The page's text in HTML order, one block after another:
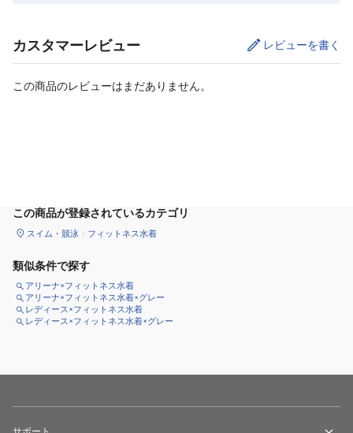
カスタマーレビュー レビューを書く
この商品のレビューはまだありません。
この商品が登録されているカテゴリ
スイム・競泳 フィットネス水着
類似条件で探す
アリーナ×フィットネス水着
アリーナ×フィットネス水着×グレー
レディース×フィットネス水着
レディース×フィットネス水着×グレー